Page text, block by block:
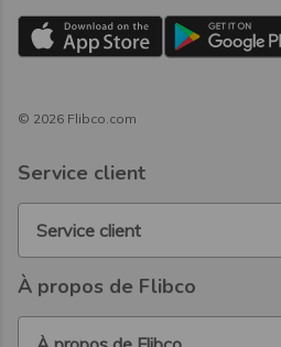
© 2026 Flibco.com
Service client
Service client
À propos de Flibco